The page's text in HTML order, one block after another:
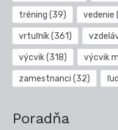
tréning (39) vedenie
vrtuľník(361)
výcvik(318) výcvik
zamestnanci (32)
Poradňa